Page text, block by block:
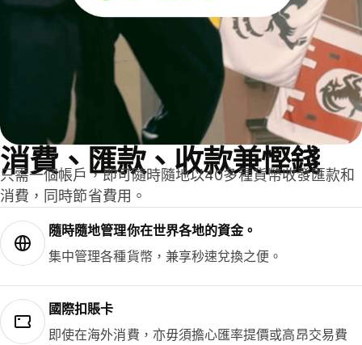
消費、匯款、收款兼慳錢
只需一個帳戶，即可隨時隨地以40多種貨幣收發匯款和
消費，同時節省費用。
隨時隨地管理你在世界各地的資金。
集中管理各種貨幣，兼享秒速兌換之便。
國際扣賬卡
即使在海外消費，亦毋須擔心匯率提價或高昂交易費